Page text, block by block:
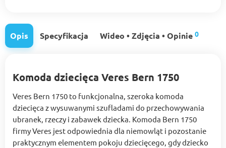
Opis Specyfikacja Wideo • Zdjęcia • Opinie 0
Komoda dziecięca Veres Bern 1750
Veres Bern 1750 to funkcjonalna, szeroka komoda
dziecięca z wysuwanymi szufladami do przechowywania
ubranek, rzeczy i zabawek dziecka. Komoda Bern 1750
firmy Veres jest odpowiednia dla niemowląt i pozostanie
praktycznym elementem pokoju dziecięcego, gdy dziecko